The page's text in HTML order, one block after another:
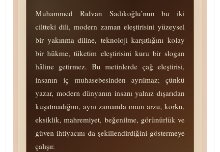
Muhammed Rıdvan Sadıkoğlu’nun bu iki
ciltteki dili, modern zaman eleştirisini yüzeysel
bir yakınma diline, teknoloji karşıtlığını kolay
bir hükme, tü­ke­tim eleştirisini kuru bir slogan
hâline getirmez. Bu metinlerde çağ eleştirisi,
insanın iç mu­ha­se­be­sin­den ayrılmaz; çünkü
yazar, modern dünyanın insanı yalnız dışarıdan
kuşatmadığını, aynı zamanda onun arzu, korku,
eksiklik, mah­re­mi­yet, beğenilme, gö­rü­nür­lük ve
güven ihtiyacını da şekillendirdiğini göstermeye
çalışır.